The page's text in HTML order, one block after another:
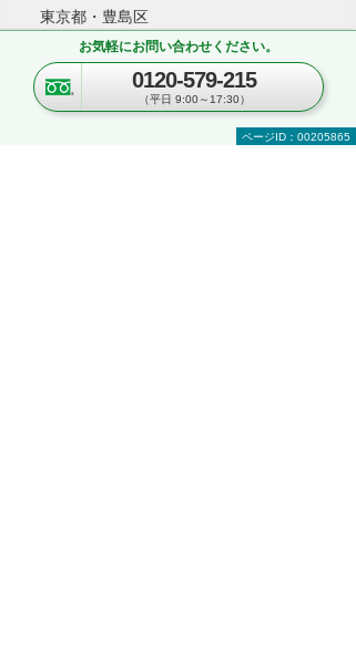
東京都・豊島区
2026年 8月19日(水) 10:30～16:00
セキュリティ
複合機・コピー機活用
情報共有・会議システム
業務データの活用
ページID：00205865
お気軽にお問い合わせください。
0120-579-215
（平日 9:00～17:30）